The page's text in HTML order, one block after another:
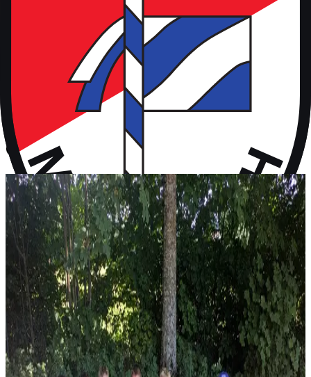
Kunstrasen
vor 10 Monaten
Aktuelles
Neuigkeiten aus dem Vereinsleben und kommende Termine
News
28. Juli 2026
F-Jugend holt Platz 2 beim Turnier in Wall
Vier Gruppensiege ohne Gegentor und ein 2:0 im Halbfinale – erst
im Finale wird unsere F-Jugend gestoppt: P...
News
14. Juli 2026